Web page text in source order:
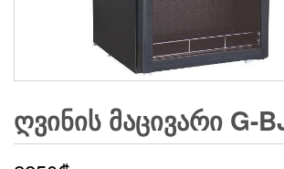
ᲦᲕᲘᲜᲘᲡ ᲛᲐᲪᲘᲕᲐᲠᲘ G-